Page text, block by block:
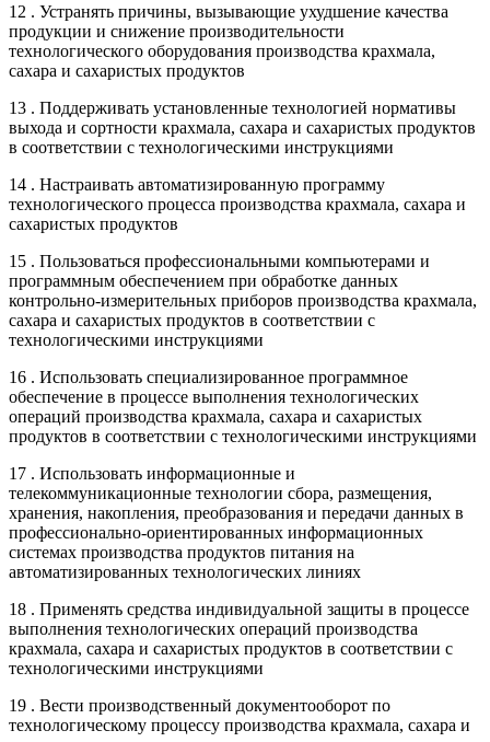
12 . Устранять причины, вызывающие ухудшение качества
продукции и снижение производительности
технологического оборудования производства крахмала,
сахара и сахаристых продуктов
13 . Поддерживать установленные технологией нормативы
выхода и сортности крахмала, сахара и сахаристых продуктов
в соответствии с технологическими инструкциями
14 . Настраивать автоматизированную программу
технологического процесса производства крахмала, сахара и
сахаристых продуктов
15 . Пользоваться профессиональными компьютерами и
программным обеспечением при обработке данных
контрольно-измерительных приборов производства крахмала,
сахара и сахаристых продуктов в соответствии с
технологическими инструкциями
16 . Использовать специализированное программное
обеспечение в процессе выполнения технологических
операций производства крахмала, сахара и сахаристых
продуктов в соответствии с технологическими инструкциями
17 . Использовать информационные и
телекоммуникационные технологии сбора, размещения,
хранения, накопления, преобразования и передачи данных в
профессионально-ориентированных информационных
системах производства продуктов питания на
автоматизированных технологических линиях
18 . Применять средства индивидуальной защиты в процессе
выполнения технологических операций производства
крахмала, сахара и сахаристых продуктов в соответствии с
технологическими инструкциями
19 . Вести производственный документооборот по
технологическому процессу производства крахмала, сахара и